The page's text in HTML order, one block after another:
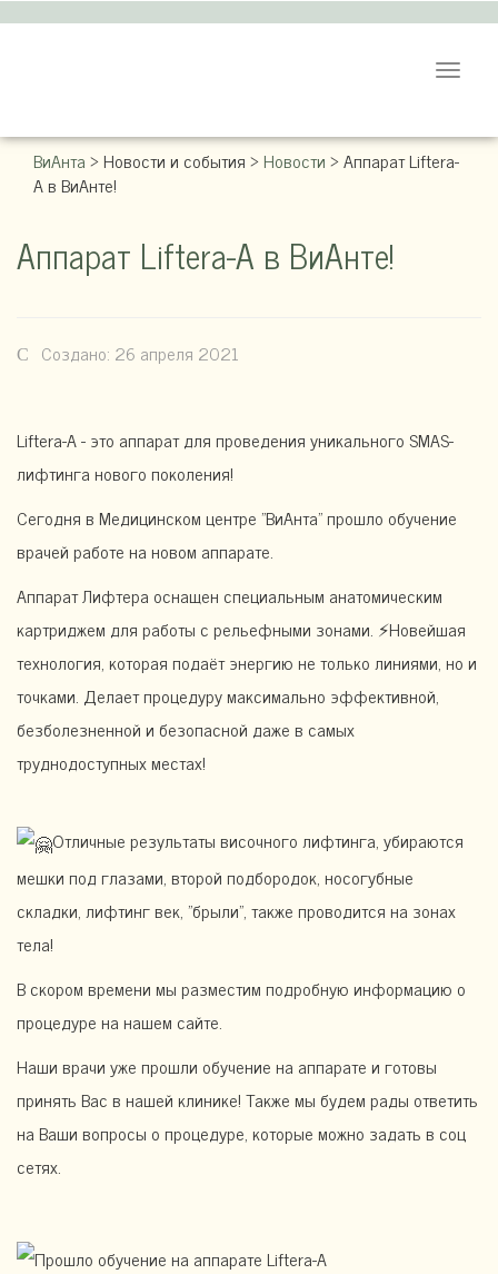
Toggle
ВиАнта>Новости и события>Новости>Аппарат Liftera-
A в ВиАнте!
Аппарат Liftera-A в ВиАнте!
Создано: 26 апреля 2021
Liftera-A - это аппарат для проведения уникального SMAS-
лифтинга нового поколения!
Сегодня в Медицинском центре "ВиАнта" прошло обучение
врачей работе на новом аппарате.
Аппарат Лифтера оснащен специальным анатомическим
картриджем для работы с рельефными зонами. ⚡Новейшая
технология, которая подаёт энергию не только линиями, но и
точками. Делает процедуру максимально эффективной,
безболезненной и безопасной даже в самых
труднодоступных местах!
Отличные результаты височного лифтинга, убираются
мешки под глазами, второй подбородок, носогубные
складки, лифтинг век, "брыли", также проводится на зонах
тела!
В скором времени мы разместим подробную информацию о
процедуре на нашем сайте.
Наши врачи уже прошли обучение на аппарате и готовы
принять Вас в нашей клинике! Также мы будем рады ответить
на Ваши вопросы о процедуре, которые можно задать в соц
сетях.